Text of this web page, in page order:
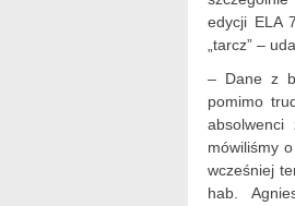
edycji ELA
„tarcz” –
– Dane z
pomimo
mówiliśmy
wcześniej
hab.